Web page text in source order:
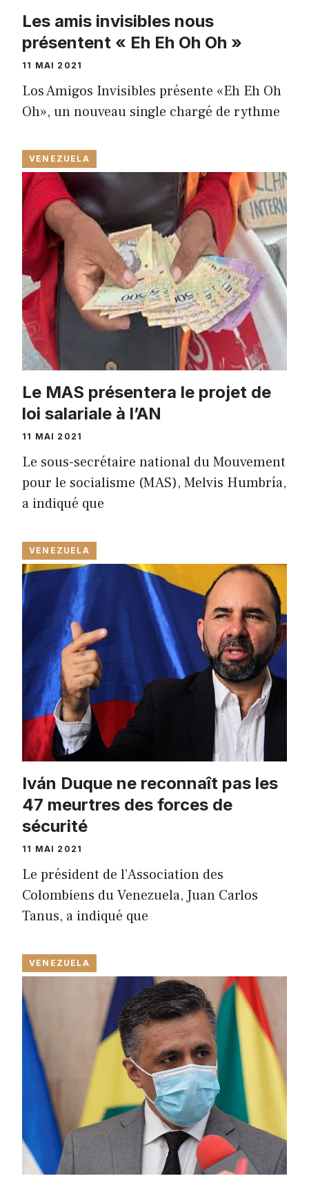
Les amis invisibles nous
présentent « Eh Eh Oh Oh »
11 MAI 2021
Los Amigos Invisibles présente «Eh Eh Oh
Oh», un nouveau single chargé de rythme
VENEZUELA
Le MAS présentera le projet de
loi salariale à l’AN
11 MAI 2021
Le sous-secrétaire national du Mouvement
pour le socialisme (MAS), Melvis Humbría,
a indiqué que
VENEZUELA
Iván Duque ne reconnaît pas les
47 meurtres des forces de
sécurité
11 MAI 2021
Le président de l’Association des
Colombiens du Venezuela, Juan Carlos
Tanus, a indiqué que
VENEZUELA